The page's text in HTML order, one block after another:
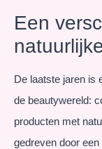
Een
De laatste jaren is
de beautywereld:
producten met
gedreven door